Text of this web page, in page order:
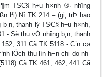
TSC§ h÷u h×nh ®· nh­îng
l¹i) Nî TK 214 – (gi¸ trÞ hao
thanh lý TSC§ h÷u h×nh,
- Sè thu vÒ nh­îng b¸n, thanh
311 Cã TK 5118 - C¨n cø
lÖch thu lín h¬n chi do nh­
Cã TK 461, 462, 441 Cã